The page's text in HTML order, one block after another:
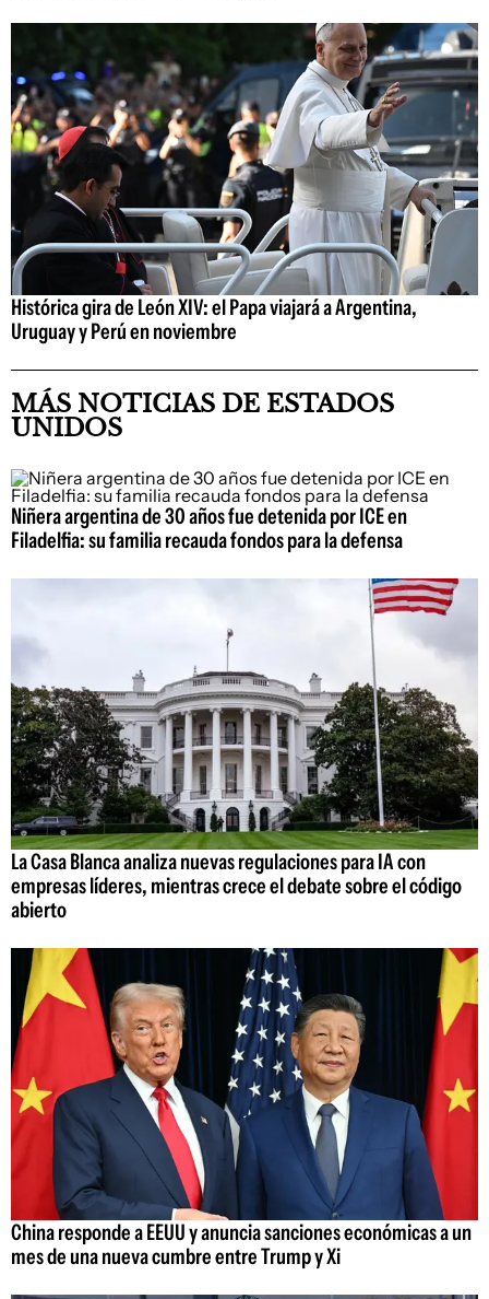
Histórica gira de León XIV: el Papa viajará a Argentina,
Uruguay y Perú en noviembre
MÁS NOTICIAS DE ESTADOS
UNIDOS
Niñera argentina de 30 años fue detenida por ICE en
Filadelfia: su familia recauda fondos para la defensa
La Casa Blanca analiza nuevas regulaciones para IA con
empresas líderes, mientras crece el debate sobre el código
abierto
China responde a EEUU y anuncia sanciones económicas a un
mes de una nueva cumbre entre Trump y Xi